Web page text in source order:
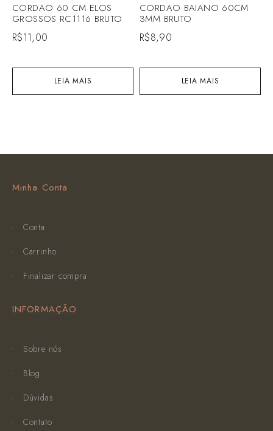
LEIA MAIS
CORDAO 60 CM ELOS
GROSSOS RC1116 BRUTO
R$11,00
LEIA MAIS
CORDAO BAIANO 60CM
3MM BRUTO
R$8,90
Minha Conta
Conta
Carrinho
Finalizar compra
INFORMAÇÃO
Sobre nós
Blog
Dúvidas
Contato